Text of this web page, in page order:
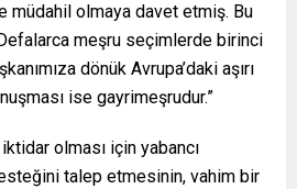
müdahil olmaya davet etmiş. Bu
meşru seçimlerde birinci
dönük Avrupa’daki aşırı
ise gayrimeşrudur.”
olması için yabancı
talep etmesinin, vahim bir